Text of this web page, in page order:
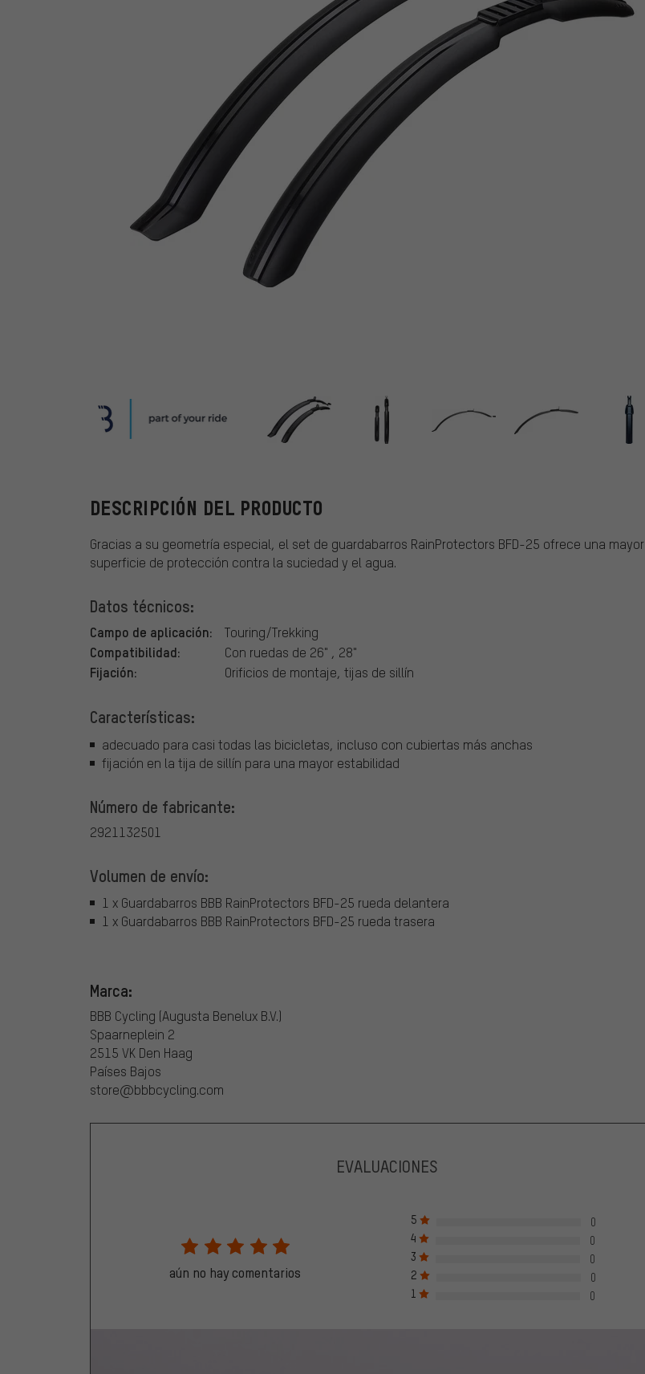
DESCRIPCIÓN DEL PRODUCTO
Gracias a su geometría especial, el set de guardabarros RainProtectors BFD-25 ofrece una mayor
superficie de protección contra la suciedad y el agua.
Datos técnicos:
Campo de aplicación: Touring/Trekking
Compatibilidad: Con ruedas de 26" , 28"
Fijación: Orificios de montaje, tijas de sillín
Características:
adecuado para casi todas las bicicletas, incluso con cubiertas más anchas
fijación en la tija de sillín para una mayor estabilidad
Número de fabricante:
2921132501
Volumen de envío:
1 x Guardabarros BBB RainProtectors BFD-25 rueda delantera
1 x Guardabarros BBB RainProtectors BFD-25 rueda trasera
Marca:
BBB Cycling (Augusta Benelux B.V.)
Spaarneplein 2
2515 VK Den Haag
Países Bajos
store@bbbcycling.com
EVALUACIONES
aún no hay comentarios
5
0
4
0
3
0
2
0
1
0